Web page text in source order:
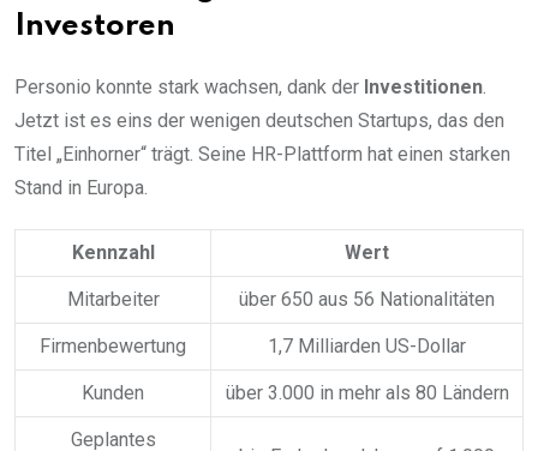
Investoren
Personio konnte stark wachsen, dank der Investitionen.
Jetzt ist es eins der wenigen deutschen Startups, das den
Titel „Einhorner“ trägt. Seine HR-Plattform hat einen starken
Stand in Europa.
Kennzahl Wert
Mitarbeiter über 650 aus 56 Nationalitäten
Firmenbewertung 1,7 Milliarden US-Dollar
Kunden über 3.000 in mehr als 80 Ländern
Geplantes